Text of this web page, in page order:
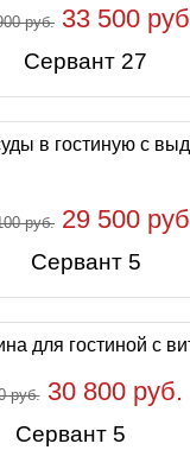
руб. 33 500
Сервант 27
руб. 29 500
Сервант 5
руб.30 800 руб.
Сервант 5